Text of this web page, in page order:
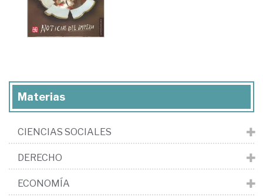
Materias
CIENCIAS SOCIALES
DERECHO
ECONOMÍA